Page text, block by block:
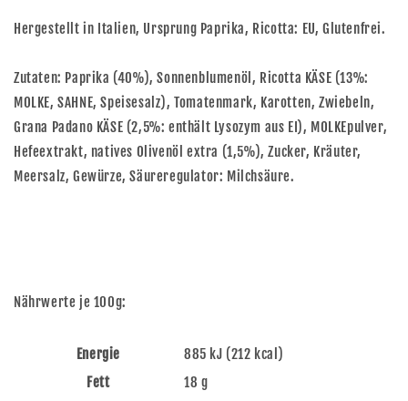
Hergestellt in Italien, Ursprung Paprika, Ricotta: EU, Glutenfrei.
Zutaten: Paprika (40%), Sonnenblumenöl, Ricotta KÄSE (13%:
MOLKE, SAHNE, Speisesalz), Tomatenmark, Karotten, Zwiebeln,
Grana Padano KÄSE (2,5%: enthält Lysozym aus EI), MOLKEpulver,
Hefeextrakt, natives Olivenöl extra (1,5%), Zucker, Kräuter,
Meersalz, Gewürze, Säureregulator: Milchsäure.
Nährwerte je 100g:
Energie
885 kJ (212 kcal)
Fett
18 g